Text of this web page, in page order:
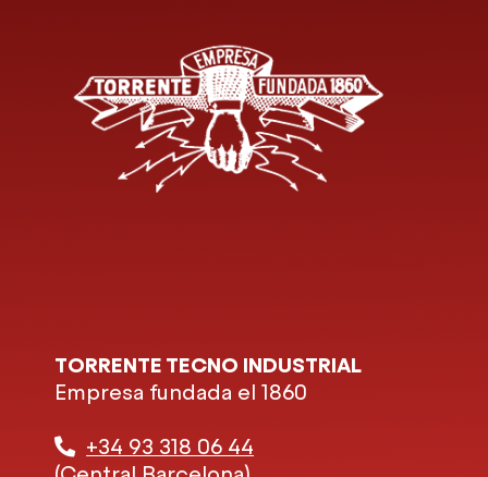
TORRENTE TECNO INDUSTRIAL
Empresa fundada el 1860
+34 93 318 06 44